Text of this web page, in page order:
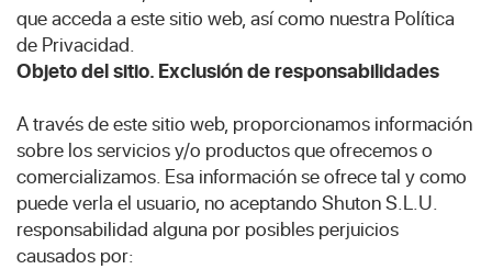
que acceda a este sitio web, así como nuestra Política
de Privacidad.
Objeto del sitio. Exclusión de responsabilidades
A través de este sitio web, proporcionamos información
sobre los servicios y/o productos que ofrecemos o
comercializamos. Esa información se ofrece tal y como
puede verla el usuario, no aceptando Shuton S.L.U.
responsabilidad alguna por posibles perjuicios
causados por: